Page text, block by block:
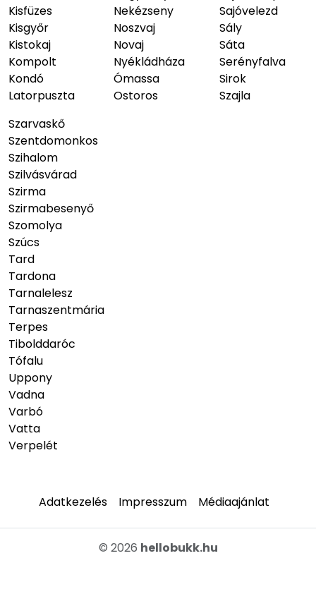
Kisfüzes
Kisgyőr
Kistokaj
Kompolt
Kondó
Latorpuszta
Nekézseny
Noszvaj
Novaj
Nyékládháza
Ómassa
Ostoros
Sajóvelezd
Sály
Sáta
Serényfalva
Sirok
Szajla
Szarvaskő
Szentdomonkos
Szihalom
Szilvásvárad
Szirma
Szirmabesenyő
Szomolya
Szúcs
Tard
Tardona
Tarnalelesz
Tarnaszentmária
Terpes
Tibolddaróc
Tófalu
Uppony
Vadna
Varbó
Vatta
Verpelét
Adatkezelés Impresszum Médiaajánlat
© 2026 hellobukk.hu